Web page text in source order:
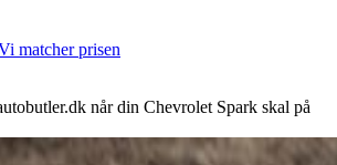
matcher prisen
når din Chevrolet Spark skal på